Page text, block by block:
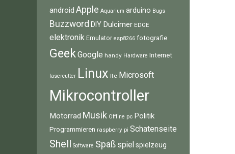
android Apple Aquarium arduino Bugs
Buzzword DIY Dulcimer EDGE
elektronik Emulator esp8266 fotografie
GeekGoogle handy Hardware Internet
lasercutter Linux lte Microsoft
Mikrocontroller
Motorrad Musik Offline pc Politik
Programmieren raspberry pi Schatenseite
Shell Software Spaß spiel spielzeug